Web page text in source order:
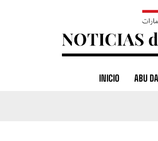
INICIO ABU